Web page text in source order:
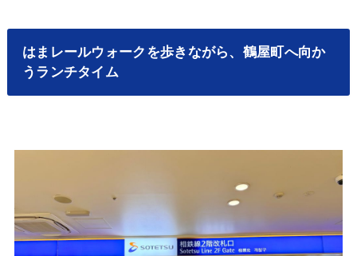
はまレールウォークを歩きながら、鶴屋町へ向か
うランチタイム